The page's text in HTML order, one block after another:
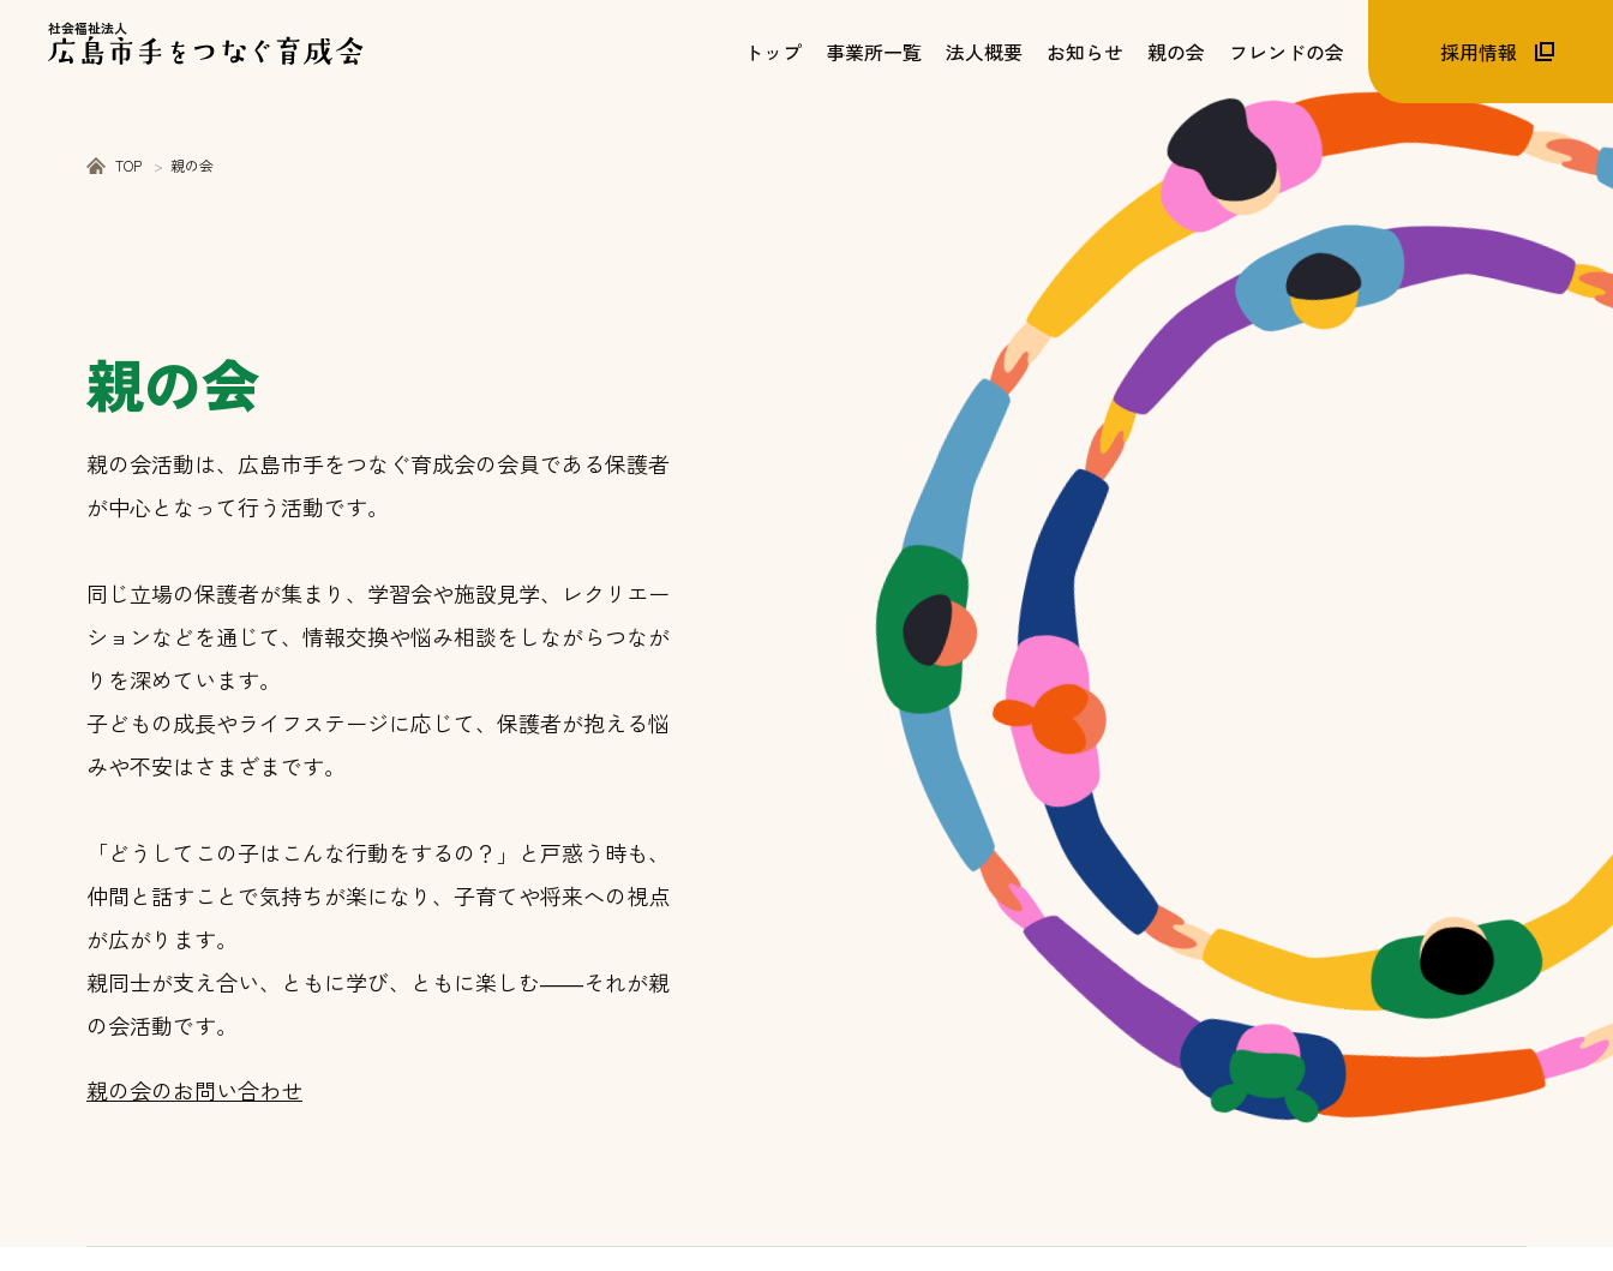
社会福祉法人
トップ 事業所一覧 法人概要 お知らせ 親の会 フレンドの会 採用情報
TOP 親の会
親の会
親の会活動は、広島市手をつなぐ育成会の会員である保護者
が中心となって行う活動です。
同じ立場の保護者が集まり、学習会や施設見学、レクリエー
ションなどを通じて、情報交換や悩み相談をしながらつなが
りを深めています。
子どもの成長やライフステージに応じて、保護者が抱える悩
みや不安はさまざまです。
「どうしてこの子はこんな行動をするの？」と戸惑う時も、
仲間と話すことで気持ちが楽になり、子育てや将来への視点
が広がります。
親同士が支え合い、ともに学び、ともに楽しむ――それが親
の会活動です。
親の会のお問い合わせ